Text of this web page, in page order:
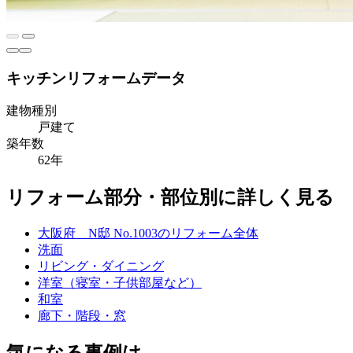
キッチンリフォームデータ
建物種別
戸建て
築年数
62年
リフォーム部分・部位別に詳しく見る
大阪府 N邸 No.1003のリフォーム全体
洗面
リビング・ダイニング
洋室（寝室・子供部屋など）
和室
廊下・階段・窓